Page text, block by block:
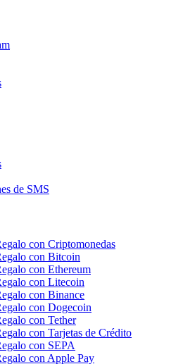
de SMS
con Criptomonedas
con Bitcoin
con Ethereum
con Litecoin
con Binance
con Dogecoin
con Tether
con Tarjetas de Crédito
con SEPA
con Apple Pay